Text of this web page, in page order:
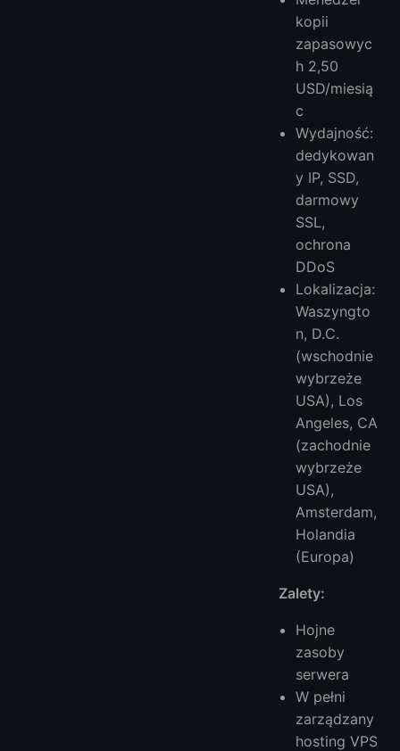
kopii
zapasowyc
h 2,50
USD/miesią
c
Wydajność:
dedykowan
y IP, SSD,
darmowy
SSL,
ochrona
DDoS
Lokalizacja:
Waszyngto
n, D.C.
(wschodnie
wybrzeże
USA), Los
Angeles, CA
(zachodnie
wybrzeże
USA),
Amsterdam,
Holandia
(Europa)
Zalety:
Hojne
zasoby
serwera
W pełni
zarządzany
hosting VPS